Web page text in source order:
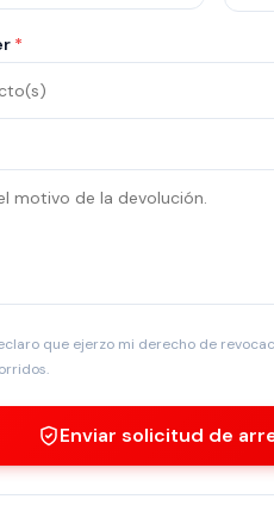
*
que ejerzo mi derecho de
Enviar solicitud de